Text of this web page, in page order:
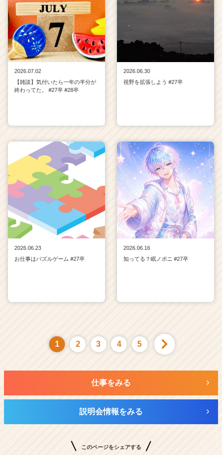
2026.07.02
【雑談】気付いたら一年の半分が
終わってた。 #27卒 #28卒
2026.06.30
視野を拡張しよう #27卒
2026.06.23
お仕事はパズルゲーム #27卒
2026.06.16
知ってる？眠ノポニ #27卒
1 2 3 4 5
仕事をみる
説明会情報をみる
このページをシェアする